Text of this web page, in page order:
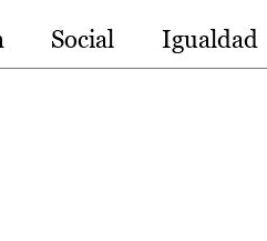
Social Igualdad